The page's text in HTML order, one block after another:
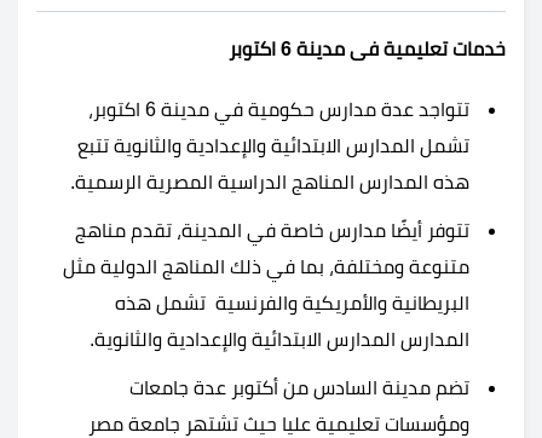
خدمات تعليمية فى مدينة 6 اكتوبر
تتواجد عدة مدارس حكومية في مدينة 6 اكتوبر،
تشمل المدارس الابتدائية والإعدادية والثانوية تتبع
هذه المدارس المناهج الدراسية المصرية الرسمية.
تتوفر أيضًا مدارس خاصة في المدينة، تقدم مناهج
متنوعة ومختلفة، بما في ذلك المناهج الدولية مثل
البريطانية والأمريكية والفرنسية تشمل هذه
المدارس المدارس الابتدائية والإعدادية والثانوية.
تضم مدينة السادس من أكتوبر عدة جامعات
ومؤسسات تعليمية عليا حيث تشتهر جامعة مصر